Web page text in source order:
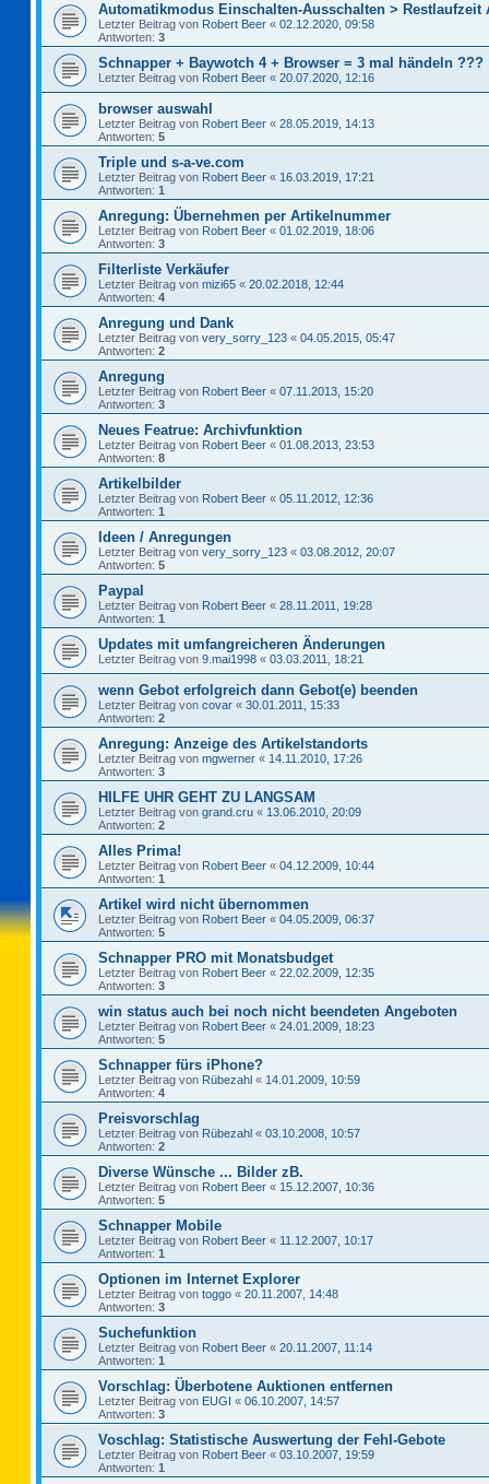
Automatikmodus Einschalten-Ausschalten > Restlaufzeit
Letzter Beitrag von Robert Beer « 02.12.2020, 09:58
Antworten: 3
Schnapper + Baywotch 4 + Browser = 3 mal händeln ???
Letzter Beitrag von Robert Beer « 20.07.2020, 12:16
browser auswahl
Letzter Beitrag von Robert Beer « 28.05.2019, 14:13
Antworten: 5
Triple und s-a-ve.com
Letzter Beitrag von Robert Beer « 16.03.2019, 17:21
Antworten: 1
Anregung: Übernehmen per Artikelnummer
Letzter Beitrag von Robert Beer « 01.02.2019, 18:06
Antworten: 3
Filterliste Verkäufer
Letzter Beitrag von mizi65 « 20.02.2018, 12:44
Antworten: 4
Anregung und Dank
Letzter Beitrag von very_sorry_123 « 04.05.2015, 05:47
Antworten: 2
Anregung
Letzter Beitrag von Robert Beer « 07.11.2013, 15:20
Antworten: 3
Neues Featrue: Archivfunktion
Letzter Beitrag von Robert Beer « 01.08.2013, 23:53
Antworten: 8
Artikelbilder
Letzter Beitrag von Robert Beer « 05.11.2012, 12:36
Antworten: 1
Ideen / Anregungen
Letzter Beitrag von very_sorry_123 « 03.08.2012, 20:07
Antworten: 5
Paypal
Letzter Beitrag von Robert Beer « 28.11.2011, 19:28
Antworten: 1
Updates mit umfangreicheren Änderungen
Letzter Beitrag von 9.mai1998 « 03.03.2011, 18:21
wenn Gebot erfolgreich dann Gebot(e) beenden
Letzter Beitrag von covar « 30.01.2011, 15:33
Antworten: 2
Anregung: Anzeige des Artikelstandorts
Letzter Beitrag von mgwerner « 14.11.2010, 17:26
Antworten: 3
HILFE UHR GEHT ZU LANGSAM
Letzter Beitrag von grand.cru « 13.06.2010, 20:09
Antworten: 2
Alles Prima!
Letzter Beitrag von Robert Beer « 04.12.2009, 10:44
Antworten: 1
Artikel wird nicht übernommen
Letzter Beitrag von Robert Beer « 04.05.2009, 06:37
Antworten: 5
Schnapper PRO mit Monatsbudget
Letzter Beitrag von Robert Beer « 22.02.2009, 12:35
Antworten: 3
win status auch bei noch nicht beendeten Angeboten
Letzter Beitrag von Robert Beer « 24.01.2009, 18:23
Antworten: 5
Schnapper fürs iPhone?
Letzter Beitrag von Rübezahl « 14.01.2009, 10:59
Antworten: 4
Preisvorschlag
Letzter Beitrag von Rübezahl « 03.10.2008, 10:57
Antworten: 2
Diverse Wünsche ... Bilder zB.
Letzter Beitrag von Robert Beer « 15.12.2007, 10:36
Antworten: 5
Schnapper Mobile
Letzter Beitrag von Robert Beer « 11.12.2007, 10:17
Antworten: 1
Optionen im Internet Explorer
Letzter Beitrag von toggo « 20.11.2007, 14:48
Antworten: 3
Suchefunktion
Letzter Beitrag von Robert Beer « 20.11.2007, 11:14
Antworten: 1
Vorschlag: Überbotene Auktionen entfernen
Letzter Beitrag von EUGI « 06.10.2007, 14:57
Antworten: 3
Voschlag: Statistische Auswertung der Fehl-Gebote
Letzter Beitrag von Robert Beer « 03.10.2007, 19:59
Antworten: 1